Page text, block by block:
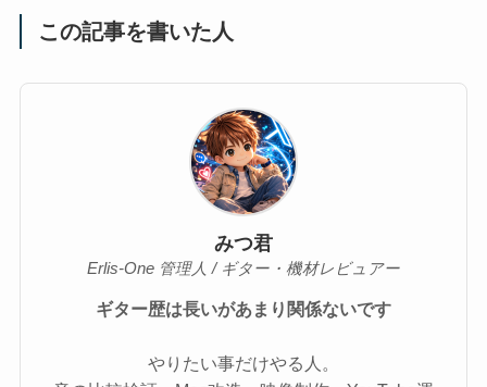
この記事を書いた人
みつ君
Erlis-One 管理人 / ギター・機材レビュアー
ギター歴は長いがあまり関係ないです
やりたい事だけやる人。